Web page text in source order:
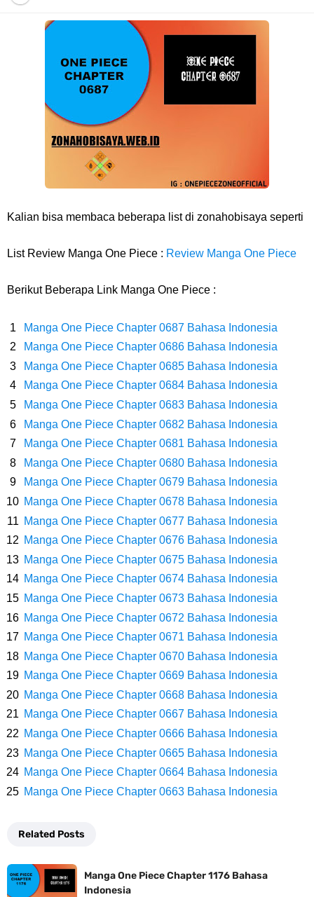
Cara Daftar Danamon Mobile Banking, Mudah Banget Dan Lengkap
Caranya Disini
7 Fakta Elbaph One Piece, Menjadi Tempat Yang Sangat Ingin
Dikunjungi Usopp
7 Fakta Ivankov One Piece, Orang Yang Mampu Menipu Sensor
Pasifik Barat
Cara Membuat Linktree Instagram, Sangat Mudah Untuk Kamu
Lakukan Sendiri
7 Fakta Gaban One Piece, Orang Yang Telah Memberikan Kunci Borgol
Milik Loki
Profil Slamet Rahardjo, Aktor Dengan Peran Penting Dalam Perfilman
Indonesia
Resep Roti Panggang, Sangat Mudah Untuk Menjadi Cemilan
Bersama Keluarga
Arti Bendera Seychelles, Negara Kepulauan Yang Terletak Di
Samudra Hindia
Cara Bayar Akulaku Lewat Gopay, Sangat Mudah Dan Tidak Ribet
Sama Sekali
7 Fakta Queen One Piece, All Star Yang Jadi Penanggung Jawab
Poster Konser
Kalian bisa membaca beberapa list di zonahobisaya seperti
List Review Manga One Piece : Review Manga One Piece
Berikut Beberapa Link Manga One Piece :
Manga One Piece Chapter 0687 Bahasa Indonesia
Manga One Piece Chapter 0686 Bahasa Indonesia
Manga One Piece Chapter 0685 Bahasa Indonesia
Manga One Piece Chapter 0684 Bahasa Indonesia
Manga One Piece Chapter 0683 Bahasa Indonesia
Manga One Piece Chapter 0682 Bahasa Indonesia
Manga One Piece Chapter 0681 Bahasa Indonesia
Manga One Piece Chapter 0680 Bahasa Indonesia
Manga One Piece Chapter 0679 Bahasa Indonesia
Manga One Piece Chapter 0678 Bahasa Indonesia
Manga One Piece Chapter 0677 Bahasa Indonesia
Manga One Piece Chapter 0676 Bahasa Indonesia
Manga One Piece Chapter 0675 Bahasa Indonesia
Manga One Piece Chapter 0674 Bahasa Indonesia
Manga One Piece Chapter 0673 Bahasa Indonesia
Manga One Piece Chapter 0672 Bahasa Indonesia
Manga One Piece Chapter 0671 Bahasa Indonesia
Manga One Piece Chapter 0670 Bahasa Indonesia
Manga One Piece Chapter 0669 Bahasa Indonesia
Manga One Piece Chapter 0668 Bahasa Indonesia
Manga One Piece Chapter 0667 Bahasa Indonesia
Manga One Piece Chapter 0666 Bahasa Indonesia
Manga One Piece Chapter 0665 Bahasa Indonesia
Manga One Piece Chapter 0664 Bahasa Indonesia
Manga One Piece Chapter 0663 Bahasa Indonesia
Related Posts
Manga One Piece Chapter 1176 Bahasa
Indonesia